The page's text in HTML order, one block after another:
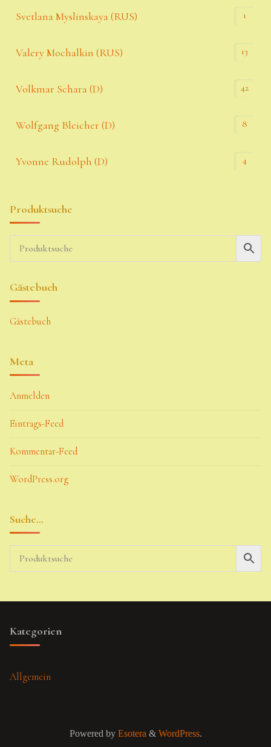
Svetlana Myslinskaya (RUS) 1
Valery Mochalkin (RUS) 13
Volkmar Schara (D) 42
Wolfgang Bleicher (D) 8
Yvonne Rudolph (D) 4
Produktsuche
Gästebuch
Gästebuch
Meta
Anmelden
Eintrags-Feed
Kommentar-Feed
WordPress.org
Suche…
Kategorien
Allgemein
Powered byEsotera& WordPress.